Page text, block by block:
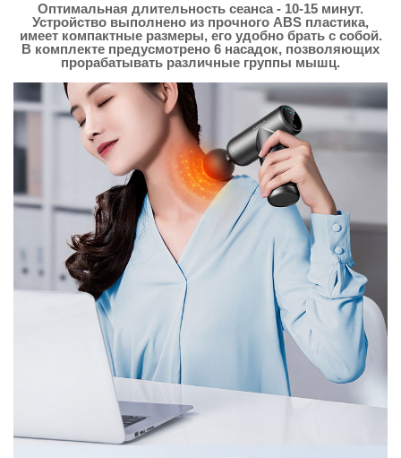
Оптимальная длительность сеанса - 10-15 минут.
Устройство выполнено из прочного ABS пластика,
имеет компактные размеры, его удобно брать с собой.
В комплекте предусмотрено 6 насадок, позволяющих
прорабатывать различные группы мышц.